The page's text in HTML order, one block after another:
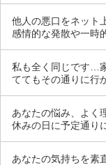
他人の悪口をネット
感情的な発散や一時
私も全く同じです…
ててもその通りに行
あなたの悩み、よく
休みの日に予定通り
あなたの気持ちを素